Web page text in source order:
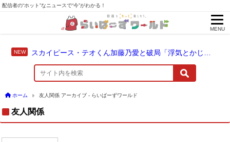
配信者の“ホット”なニュースで“今”がわかる！
MENU
ホーム 友人関係 アーカイブ - らいばーずワールド
友人関係